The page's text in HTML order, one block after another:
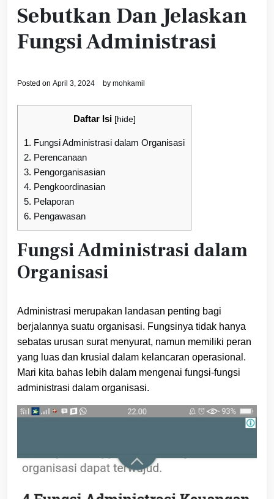
Sebutkan Dan Jelaskan
Fungsi Administrasi
Posted on April 3, 2024 by mohkamil
Daftar Isi [hide]
1. Fungsi Administrasi dalam Organisasi
2. Perencanaan
3. Pengorganisasian
4. Pengkoordinasian
5. Pelaporan
6. Pengawasan
Fungsi Administrasi dalam
Organisasi
Administrasi merupakan landasan penting bagi
berjalannya suatu organisasi. Fungsinya tidak hanya
sebatas urusan surat menyurat, namun memiliki peran
yang luas dan krusial dalam kelancaran operasional.
Mari kita bahas lebih dalam mengenai fungsi-fungsi
administrasi dalam organisasi.